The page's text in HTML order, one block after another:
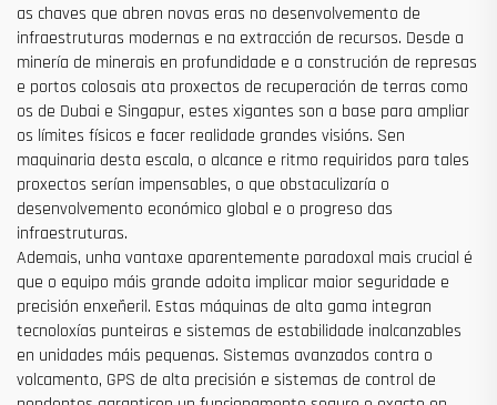
as chaves que abren novas eras no desenvolvemento de
infraestruturas modernas e na extracción de recursos. Desde a
minería de minerais en profundidade e a construción de represas
e portos colosais ata proxectos de recuperación de terras como
os de Dubai e Singapur, estes xigantes son a base para ampliar
os límites físicos e facer realidade grandes visións. Sen
maquinaria desta escala, o alcance e ritmo requiridos para tales
proxectos serían impensables, o que obstaculizaría o
desenvolvemento económico global e o progreso das
infraestruturas.
Ademais, unha vantaxe aparentemente paradoxal mais crucial é
que o equipo máis grande adoita implicar maior seguridade e
precisión enxeñeril. Estas máquinas de alta gama integran
tecnoloxías punteiras e sistemas de estabilidade inalcanzables
en unidades máis pequenas. Sistemas avanzados contra o
volcamento, GPS de alta precisión e sistemas de control de